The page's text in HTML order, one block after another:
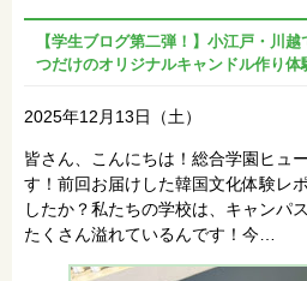
【学生ブログ第二弾！】小江戸・川
つだけのオリジナルキャンドル作り体
2025年12月13日（土）
皆さん、こんにちは！総合学園ヒュ
す！前回お届けした韓国文化体験レ
したか？私たちの学校は、キャンパ
たくさん溢れているんです！今…